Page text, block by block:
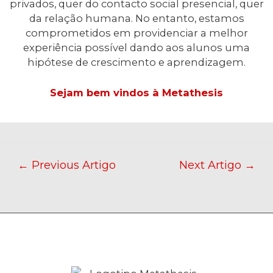
privados, quer do contacto social presencial, quer
da relação humana. No entanto, estamos
comprometidos em providenciar a melhor
experiência possível dando aos alunos uma
hipótese de crescimento e aprendizagem.
Sejam bem vindos à Metathesis
← Previous Artigo Next Artigo →